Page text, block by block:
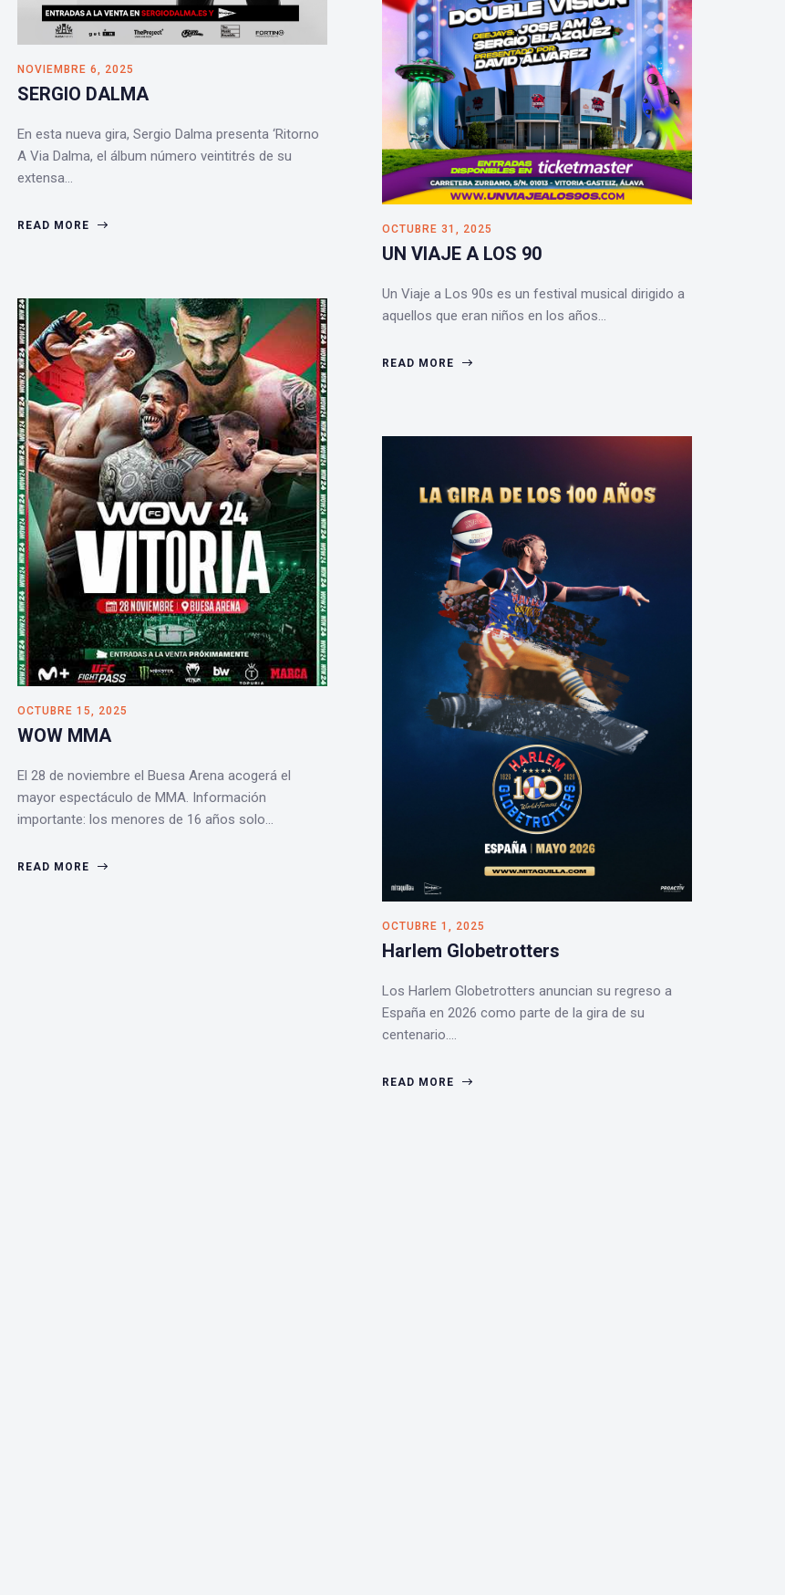
NOVIEMBRE 6, 2025
SERGIO DALMA
En esta nueva gira, Sergio Dalma presenta ‘Ritorno
A Via Dalma, el álbum número veintitrés de su
extensa…
READ MORE OCTUBRE 31, 2025
UN VIAJE A LOS 90
Un Viaje a Los 90s es un festival musical dirigido a
aquellos que eran niños en los años…
READ MORE
OCTUBRE 15, 2025
WOW MMA
El 28 de noviembre el Buesa Arena acogerá el
mayor espectáculo de MMA. Información
importante: los menores de 16 años solo…
READ MORE
OCTUBRE 1, 2025
Harlem Globetrotters
Los Harlem Globetrotters anuncian su regreso a
España en 2026 como parte de la gira de su
centenario.…
READ MORE